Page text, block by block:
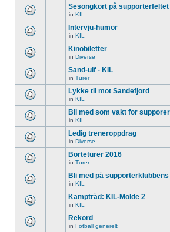
Sesongkort på supporterfeltet
in KIL
Intervju-humor
in KIL
Kinobiletter
in Diverse
Sand-ulf - KIL
in Turer
Lykke til mot Sandefjord
in KIL
Bli med som vakt for
in KIL
Ledig treneroppdrag
in Diverse
Borteturer 2016
in Turer
Bli med på
in KIL
Kamptråd: KIL-Molde 2
in KIL
Rekord
in Fotball generelt